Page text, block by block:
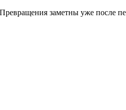
заметны уже после